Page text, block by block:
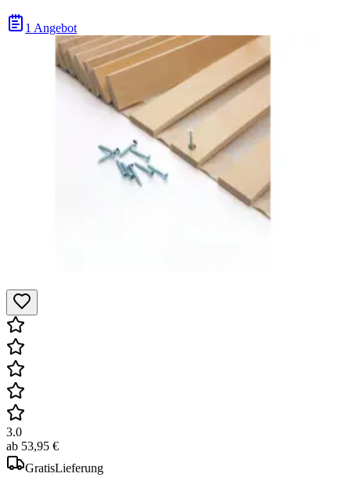
1 Angebot
3.0
ab 53,95 €
GratisLieferung